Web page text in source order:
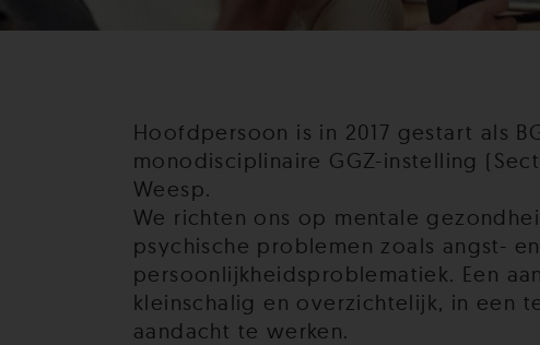
Hoofdpersoon is in 2017 gestart als
monodisciplinaire GGZ-instelling
Weesp.
We richten ons op mentale
psychische problemen zoals angst-
persoonlijkheidsproblematiek. Een
kleinschalig en overzichtelijk, in een
aandacht te werken.